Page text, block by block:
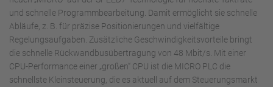
und schnelle Programmbearbeitung. Damit ermöglicht sie schnelle
Abläufe, z. B. für präzise Positionierungen und vielfältige
Regelungsaufgaben. Zusätzliche Geschwindigkeitsvorteile bringt
die schnelle Rückwandbusübertragung von 48 Mbit/s. Mit einer
CPU-Performance einer „großen“ CPU ist die MICRO PLC die
schnellste Kleinsteuerung, die es aktuell auf dem Steuerungsmarkt